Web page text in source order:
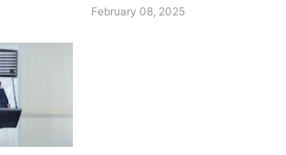
February 08, 2025